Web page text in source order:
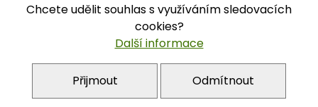
Adresa školy
Základní škola Třeboň
Na Sadech 375
379 01 Třeboň
Chcete udělit souhlas s využíváním sledovacích
cookies?
Další informace
Přijmout Odmítnout